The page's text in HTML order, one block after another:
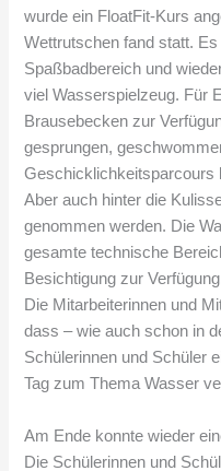
wurde ein FloatFit-Kurs
Wettrutschen fand statt.
Spaßbadbereich und
viel Wasserspielzeug. Für
Brausebecken zur
gesprungen,
Geschicklichkeitsparcours
Aber auch hinter die
genommen werden. Die
gesamte technische
Besichtigung zur
Die Mitarbeiterinnen und
dass – wie auch schon in
Schülerinnen und Schüler
Tag zum Thema Wasser
Am Ende konnte wieder
Die Schülerinnen und